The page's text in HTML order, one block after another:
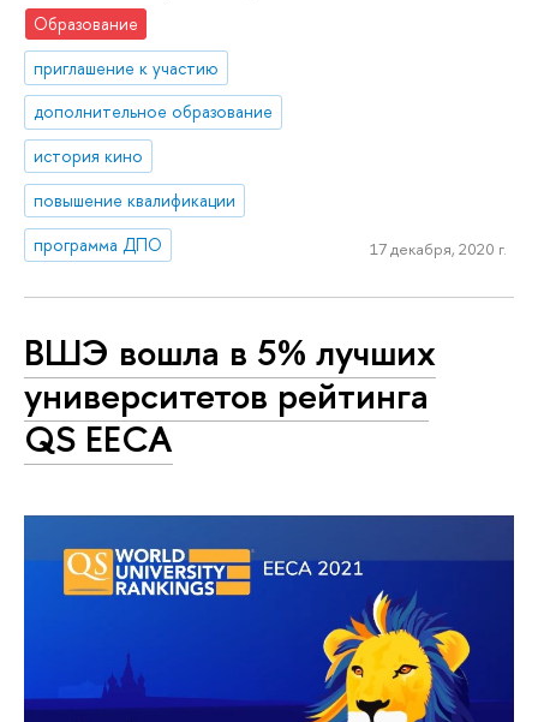
Образование
приглашение к участию
дополнительное образование
история кино
повышение квалификации
программа ДПО
17 декабря, 2020 г.
ВШЭ вошла в 5% лучших
университетов рейтинга
QS EECA